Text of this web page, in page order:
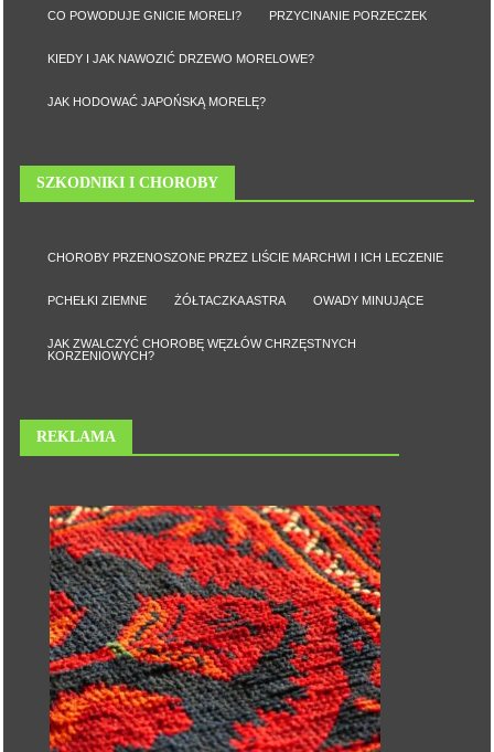
CO POWODUJE GNICIE MORELI? PRZYCINANIE PORZECZEK
KIEDY I JAK NAWOZIĆ DRZEWO MORELOWE?
JAK HODOWAĆ JAPOŃSKĄ MORELĘ?
SZKODNIKI I CHOROBY
CHOROBY PRZENOSZONE PRZEZ LIŚCIE MARCHWI I ICH LECZENIE
PCHEŁKI ZIEMNE ŻÓŁTACZKA ASTRA OWADY MINUJĄCE
JAK ZWALCZYĆ CHOROBĘ WĘZŁÓW CHRZĘSTNYCH
KORZENIOWYCH?
REKLAMA